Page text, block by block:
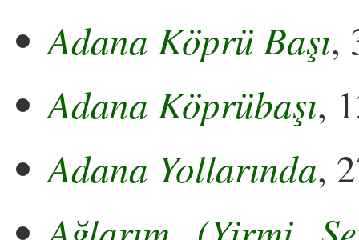
Adana Köprü Başı,
Adana Köprübaşı,
Adana Yollarında,